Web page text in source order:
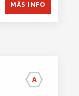
MÁS INFO